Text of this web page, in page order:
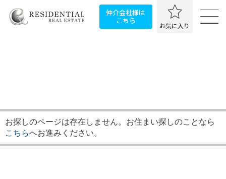
仲介会社様は
こちら
お気に入り
お探しのページは存在しません。お住まい探しのことなら
こちらへお進みください。